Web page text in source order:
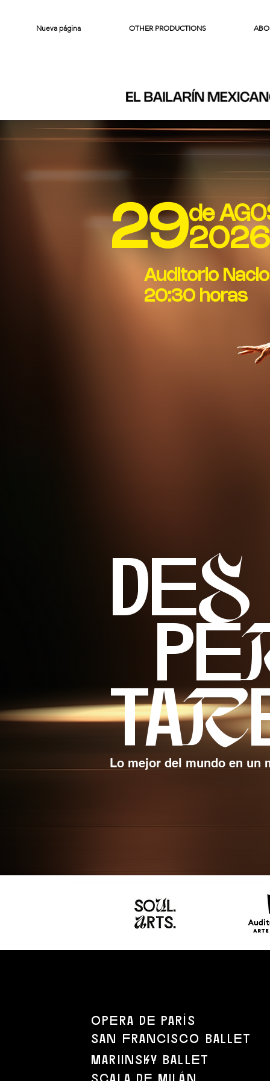
Nueva página OTHER PRODUCTIONS
29de
2026
Auditorio
20:30 horas
deS
Lo mejor del mundo en un
​opera de parís
san francisco ballet
mariinsky ballet